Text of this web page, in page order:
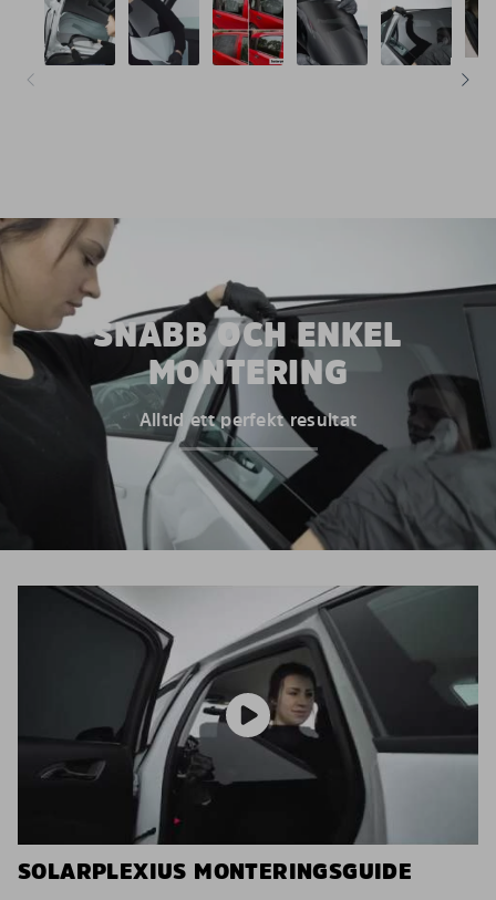
SNABB OCH ENKEL
MONTERING
Alltid ett perfekt resultat
SOLARPLEXIUS MONTERINGSGUIDE